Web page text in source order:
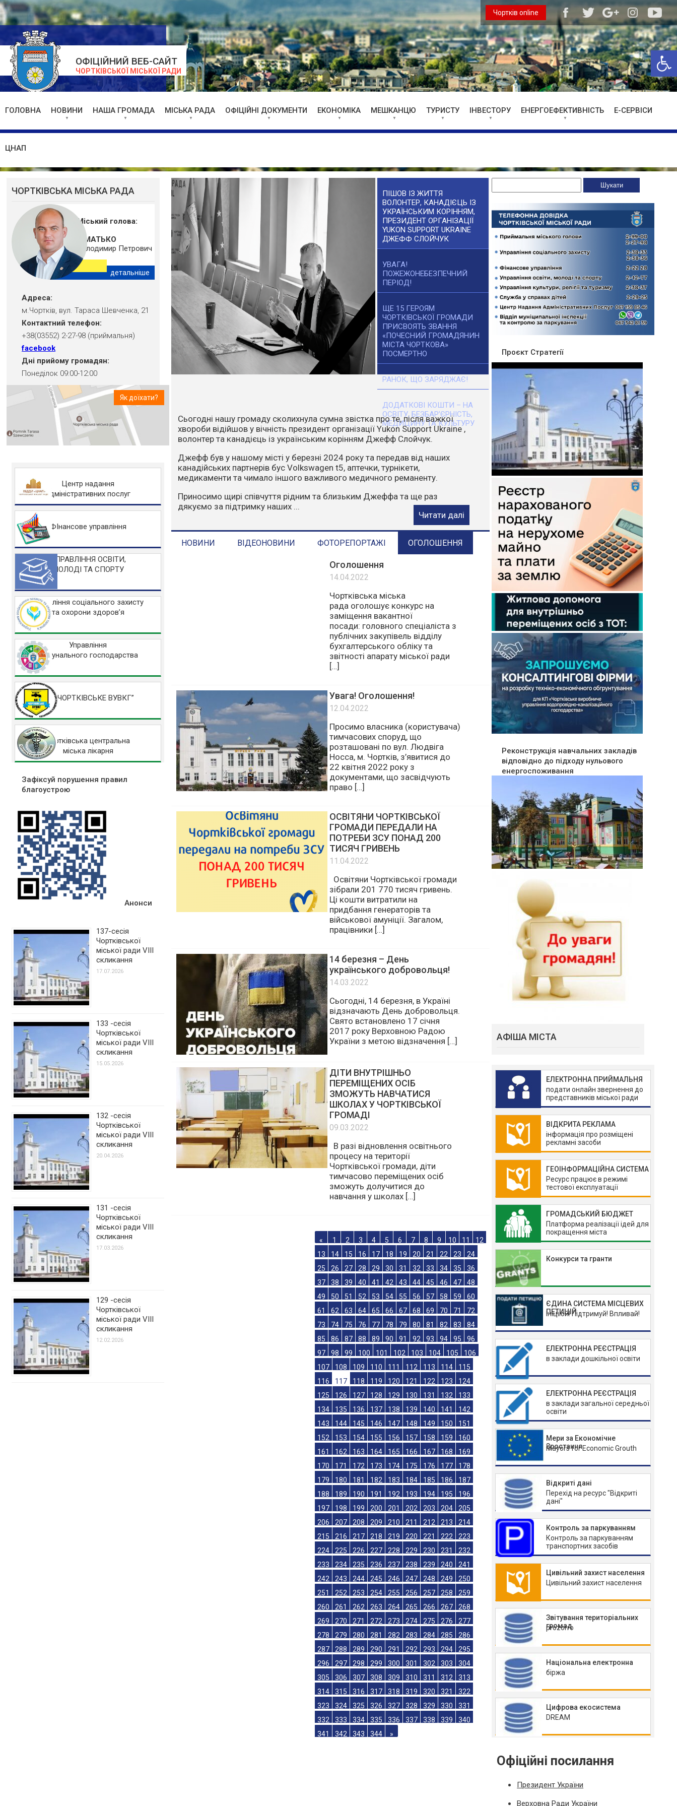
ОФІЦІЙНИЙ ВЕБ-САЙТ
ЧОРТКІВСЬКОЇ МІСЬКОЇ РАДИ
Чортків online
ГОЛОВНА НОВИНИ НАША ГРОМАДА МІСЬКА РАДА ОФІЦІЙНІ ДОКУМЕНТИ ЕКОНОМІКА МЕШКАНЦЮ ТУРИСТУ ІНВЕСТОРУ ЕНЕРГОЕФЕКТИВНІСТЬ Е-СЕРВІСИ
ЦНАП
ЧОРТКІВСЬКА МІСЬКА РАДА
Міський голова:
ШМАТЬКО
Володимир Петрович
детальніше
Адреса:
м.Чортків, вул. Тараса Шевченка, 21
Контактний телефон:
+38(03552) 2-27-98 (приймальня)
facebook
Дні прийому громадян:
Понеділок 09:00-12:00
Як доїхати?
Центр надання
адміністративних послуг
ФІнансове управління
УПРАВЛІННЯ ОСВІТИ,
МОЛОДІ ТА СПОРТУ
Управління соціального захисту
та охорони здоров’я
Управління
комунального господарства
КП “ЧОРТКІВСЬКЕ ВУВКГ”
Чортківська центральна
міська лікарня
Зафіксуй порушення правил
благоустрою
Анонси
137-сесія
Чортківської
міської ради VIII
скликання
17.07.2026
133 -сесія
Чортківської
міської ради VIII
скликання
15.05.2026
132 -сесія
Чортківської
міської ради VIII
скликання
20.04.2026
131 -сесія
Чортківської
міської ради VIII
скликання
17.03.2026
129 -сесія
Чортківської
міської ради VIII
скликання
12.02.2026
ПІШОВ ІЗ ЖИТТЯ
ВОЛОНТЕР, КАНАДІЄЦЬ ІЗ
УКРАЇНСЬКИМ КОРІННЯМ,
ПРЕЗИДЕНТ ОРГАНІЗАЦІЇ
YUKON SUPPORT UKRAINE
ДЖЕФФ СЛОЙЧУК
УВАГА!
ПОЖЕЖОНЕБЕЗПЕЧНИЙ
ПЕРІОД!
ЩЕ 15 ГЕРОЯМ
ЧОРТКІВСЬКОЇ ГРОМАДИ
ПРИСВОЯТЬ ЗВАННЯ
«ПОЧЕСНИЙ ГРОМАДЯНИН
МІСТА ЧОРТКОВА»
ПОСМЕРТНО
РАНОК, ЩО ЗАРЯДЖАЄ!
ДОДАТКОВІ КОШТИ – НА
ОСВІТУ, БЕЗБАР’ЄРНІСТЬ,
МЕДИЦИНУ ТА КУЛЬТУРУ
Впродовж останніх днів температура повітря стає все вищою. Спека,
посуха та вітер перетворюють навіть маленьку іскру на масштабне
стихійне лихо.
Варто зазначити, що пожежі влітку найчастіше виникають через
людський фактор. Відділ з питань надзвичайних ситуацій та цивільного
захисту НАГАДУЄ:
Основні заборони у пожежонебезпечний період:
Читати далі
ФОТОРЕПОРТАЖІ
Оголошення
14.04.2022
Чортківська міська
рада оголошує конкурс на
заміщення вакантної
посади: головного спеціаліста з
публічних закупівель відділу
[…]
Увага! Оголошення!
12.04.2022
Просимо власника (користувача)
тимчасових споруд, що
розташовані по вул. Людвіга
Носса, м. Чортків, з’явитися до
право […]
ОСВІТЯНИ ЧОРТКІВСЬКОЇ
ГРОМАДИ ПЕРЕДАЛИ НА
ПОТРЕБИ ЗСУ ПОНАД 200
ТИСЯЧ ГРИВЕНЬ
11.04.2022
Освітяни Чортківської громади
зібрали 201 770 тисяч гривень.
Ці кошти витратили на
працівники […]
14 березня – День
українського добровольця!
14.03.2022
Сьогодні, 14 березня, в Україні
відзначають День добровольця.
України з метою відзначення […]
ДІТИ ВНУТРІШНЬО
ПЕРЕМІЩЕНИХ ОСІБ
ЗМОЖУТЬ НАВЧАТИСЯ
ШКОЛАХ У ЧОРТКІВСЬКОЇ
ГРОМАДІ
09.03.2022
В разі відновлення освітнього
процесу на території
Чортківської громади, діти
« 1 2 3 4 5 6 7 8 9 10 11
13
14 15 16 17 18 19 20 21 22 23
24
25
26 27 28 29 30 31 32 33 34 35
36
37
38 39 40 41 42 43 44 45 46 47
48
49
50 51 52 53 54 55 56 57 58 59
60
61
62 63 64 65 66 67 68 69 70 71
72
73
74 75 76 77 78 79 80 81 82 83
84
85
86 87 88 89 90 91 92 93 94 95
96
97
98 99 100 101 102 103 104 105
106
107
108 109 110 111 112 113 114
115
116
117 118 119 120 121 122 123
124
125
126 127 128 129 130 131 132
133
134
135 136 137 138 139 140 141
142
143
144 145 146 147 148 149 150
151
152
153 154 155 156 157 158 159
160
161
162 163 164 165 166 167 168
169
170
171 172 173 174 175 176 177
178
179
180 181 182 183 184 185 186
187
188
189 190 191 192 193 194 195
196
197
198 199 200 201 202 203 204
205
206
207 208 209 210 211 212 213
214
215
216 217 218 219 220 221 222
223
224
225 226 227 228 229 230 231
232
233
234 235 236 237 238 239 240
241
242
243 244 245 246 247 248 249
250
251
252 253 254 255 256 257 258
259
260
261 262 263 264 265 266 267
268
269
270 271 272 273 274 275 276
277
278
279 280 281 282 283 284 285
286
287
288 289 290 291 292 293 294
295
296
297 298 299 300 301 302 303
304
305
306 307 308 309 310 311 312
313
314
315 316 317 318 319 320 321
322
323
324 325 326 327
Проєкт Стратегії
Реконструкція навчальних закладів
відповідно до підходу нульового
енергоспоживання
АФІША МІСТА
ЕЛЕКТРОННА ПРИЙМАЛЬНЯ
подати онлайн звернення до
представників міської ради
ВІДКРИТА РЕКЛАМА
інформація про розміщені
рекламні засоби
ГЕОІНФОРМАЦІЙНА СИСТЕМА
Ресурс працює в режимі
тестової експлуатації
ГРОМАДСЬКИЙ БЮДЖЕТ
Платформа реалізації ідей для
покращення міста
Конкурси та гранти
ЄДИНА СИСТЕМА МІСЦЕВИХ
ПЕТИЦІЙ
Ініціюй! Підтримуй! Впливай!
ЕЛЕКТРОННА РЕЄСТРАЦІЯ
в заклади дошкільної освіти
ЕЛЕКТРОННА РЕЄСТРАЦІЯ
в заклади загальної середньої
освіти
Мери за Економічне
Зростання
Mayors for Economic Grouth
Відкриті дані
Перехід на ресурс "Відкриті
дані"
Контроль за паркуванням
Контроль за паркуванням
транспортних засобів
Цивільний захист населення
Цивільний захист населення
Звітування територіальних
громад
prozorro
Національна електронна
біржа
Цифрова екосистема
DREAM
Офіційні посилання
Президент України
Верховна Ради України